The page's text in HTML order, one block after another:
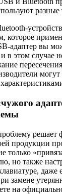
которое
адаптер вы
этом случае
решает
продукции
только
но также
даже
замене
на